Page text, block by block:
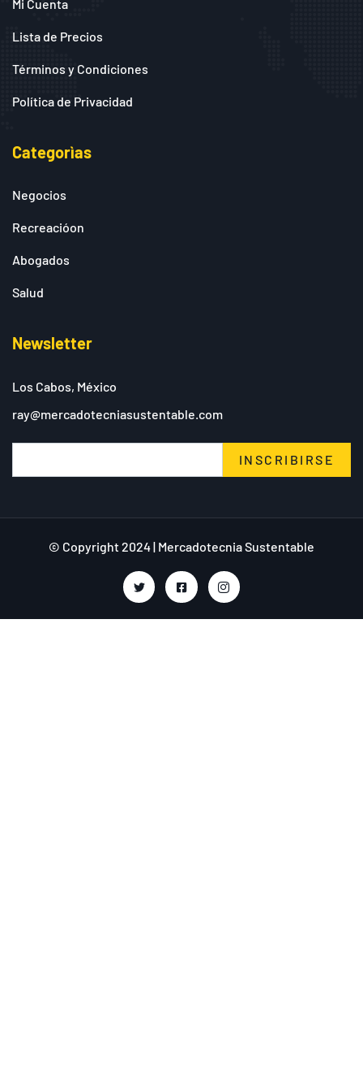
Mi Cuenta
Lista de Precios
Términos y Condiciones
Política de Privacidad
Categorìas
Negocios
Recreacióon
Abogados
Salud
Newsletter
Los Cabos, México
ray@mercadotecniasustentable.com
INSCRIBIRSE
© Copyright 2024 | Mercadotecnia Sustentable